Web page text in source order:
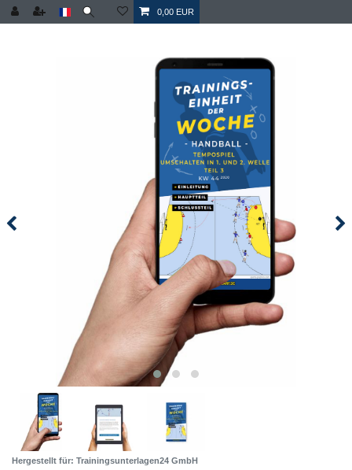
0,00 EUR
Hergestellt für: Trainingsunterlagen24 GmbH